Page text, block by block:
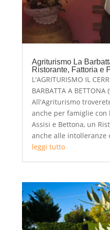
Agriturismo La
Ristorante, Fattoria e
L'AGRITURISMO IL
BARBATTA A
All'Agriturismo
anche per famiglie
Assisi e Bettona, un
anche alle intolleranze
leggi tutto